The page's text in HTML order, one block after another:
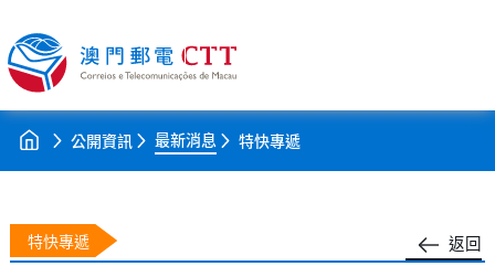
公開資訊 最新消息 特快專遞
返回
特快專遞